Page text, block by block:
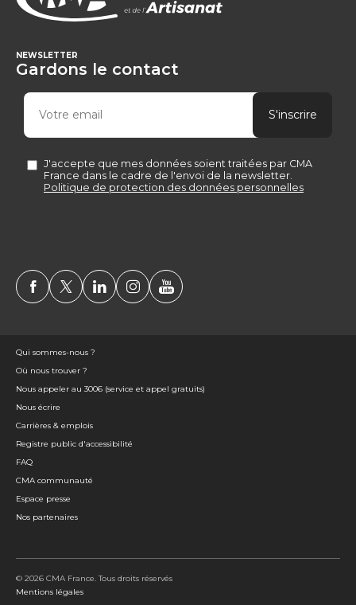
NEWSLETTER
Gardons le contact
Qui sommes-nous ?
Où nous trouver ?
Nous appeler au 3006 (service et appel gratuits)
Nous écrire
Carrières & emplois
Registre public d'accessibilité
FAQ
CMA communauté
Espace presse
Nos partenaires
© 2026 CMA France. Tous droits réservés
Mentions légales